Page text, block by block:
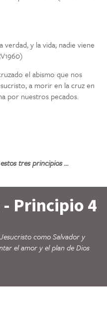
verdad, y la vida; nadie viene
el abismo que nos
a morir en la cruz en
por nuestros pecados.
tres principios ...
- Principio 4
como Salvador y
el amor y el plan de Dios